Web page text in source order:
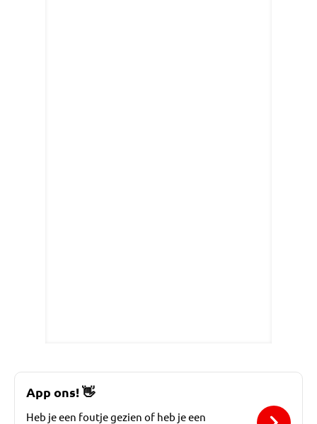
App ons!👋
Heb je een foutje gezien of heb je een